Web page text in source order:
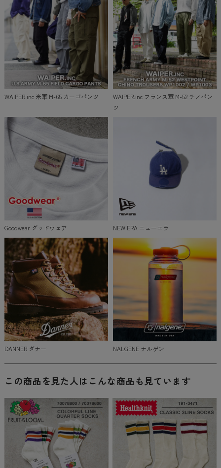
WAIPER.inc 米軍 M-65 カーゴパンツ
WAIPER.inc フランス軍 M-52 チノパン
ツ
Goodwear グッドウェア NEW ERA ニューエラ
DANNER ダナー NALGENE ナルゲン
この商品を見た人はこんな商品も見ています